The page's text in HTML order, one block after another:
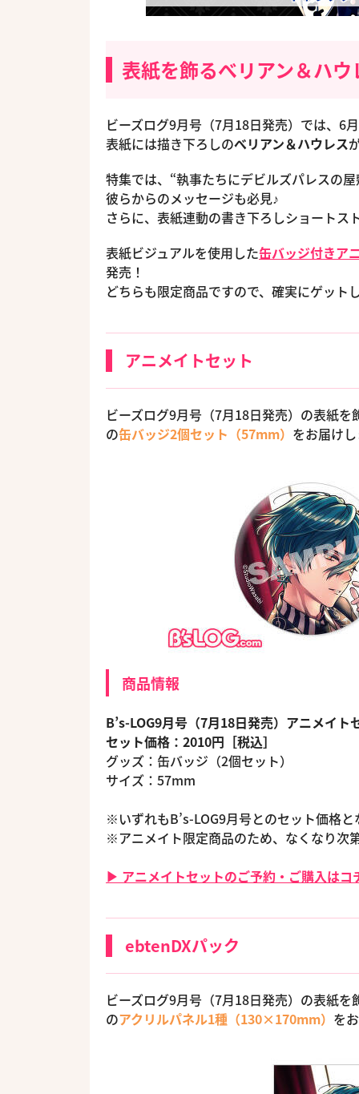
表紙を飾るべリアン＆ハ
ビーズログ9月号（7月18日発売）では、6
表紙には描き下ろしのべリアン＆ハウレス
特集では、“執事たちにデビルズパレスの
彼らからのメッセージも必見♪
さらに、表紙連動の書き下ろしショートス
表紙ビジュアルを使用した缶バッジ付きア
発売！
どちらも限定商品ですので、確実にゲット
アニメイトセット
ビーズログ9月号（7月18日発売）の表紙
の缶バッジ2個セット（57mm） をお届け
商品情報
B’s-LOG9月号（7月18日発売）アニメイト
セット価格：2010円［税込］
グッズ：缶バッジ（2個セット）
サイズ：57mm
※いずれもB’s-LOG9月号とのセット価格
※アニメイト限定商品のため、なくなり次
▶ アニメイトセットのご予約・ご購入は
ebtenDXパック
ビーズログ9月号（7月18日発売）の表紙
のアクリルパネル1種（130×170mm） を